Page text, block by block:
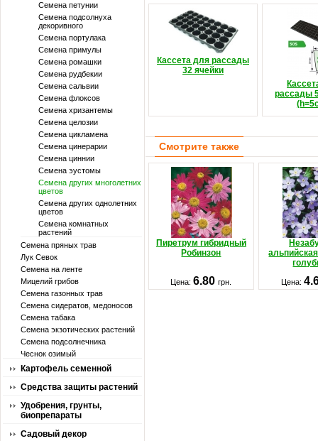
Семена петунии
Семена подсолнуха
декоривного
Семена портулака
Семена примулы
Семена ромашки
Семена рудбекии
Семена сальвии
Семена флоксов
Семена хризантемы
Семена целозии
Семена цикламена
Семена цинерарии
Семена циннии
Семена эустомы
Семена других многолетних
цветов
Семена других однолетних
цветов
Семена комнатных
растений
Семена пряных трав
Лук Севок
Семена на ленте
Мицелий грибов
Семена газонных трав
Семена сидератов, медоносов
Семена табака
Семена экзотических растений
Семена подсолнечника
Чеснок озимый
Картофель семенной
Средства защиты растений
Удобрения, грунты,
биопрепараты
Садовый декор
Кассета для рассады
32 ячейки
рассады
Смотрите также
Пиретрум гибридный
Робинзон
Цена:6.80грн. Цена: